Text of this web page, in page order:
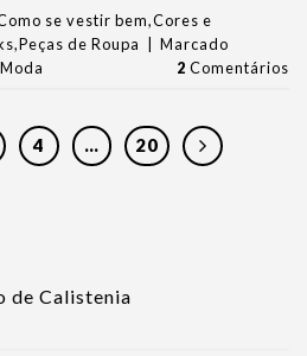
se vestir bem,Cores e
,Peças de Roupa
Marcado
Moda 2 Comentários
4 … 20
de Calistenia